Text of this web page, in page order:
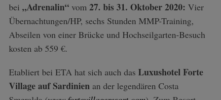
bei „Adrenalin“vom 27. bis 31. Oktober 2020: Vier
Übernachtungen/HP, sechs Stunden MMP-Training,
Abseilen von einer Brücke und Hochseilgarten-Besuch
kosten ab 559 €.
Etabliert bei ETA hat sich auch das Luxushotel Forte
Village auf Sardinienan der legendären Costa